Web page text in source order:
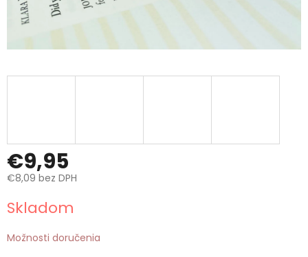
€9,95
€8,09 bez DPH
cena:
Skladom
Možnosti doručenia